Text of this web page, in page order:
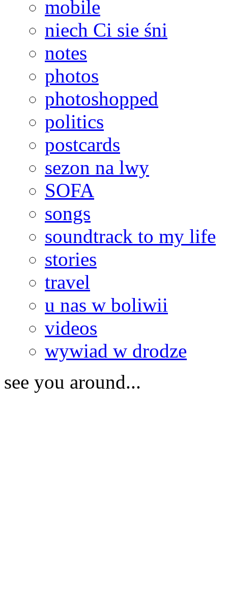
mobile
niech Ci sie śni
notes
photos
photoshopped
politics
postcards
sezon na lwy
SOFA
songs
soundtrack to my life
stories
travel
u nas w boliwii
videos
wywiad w drodze
see you around...